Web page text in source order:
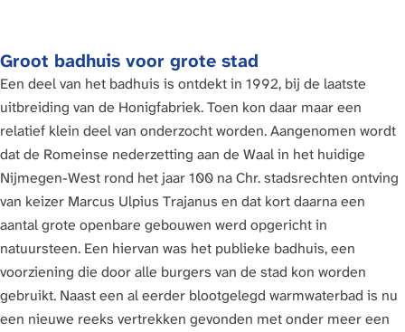
Groot badhuis voor grote stad
Een deel van het badhuis is ontdekt in 1992, bij de laatste
uitbreiding van de Honigfabriek. Toen kon daar maar een
relatief klein deel van onderzocht worden. Aangenomen wordt
dat de Romeinse nederzetting aan de Waal in het huidige
Nijmegen-West rond het jaar 100 na Chr. stadsrechten ontving
van keizer Marcus Ulpius Trajanus en dat kort daarna een
aantal grote openbare gebouwen werd opgericht in
natuursteen. Een hiervan was het publieke badhuis, een
voorziening die door alle burgers van de stad kon worden
gebruikt. Naast een al eerder blootgelegd warmwaterbad is nu
een nieuwe reeks vertrekken gevonden met onder meer een